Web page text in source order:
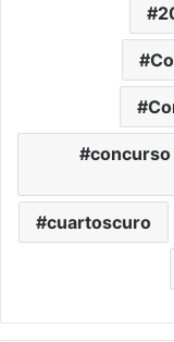
cuartoscuro